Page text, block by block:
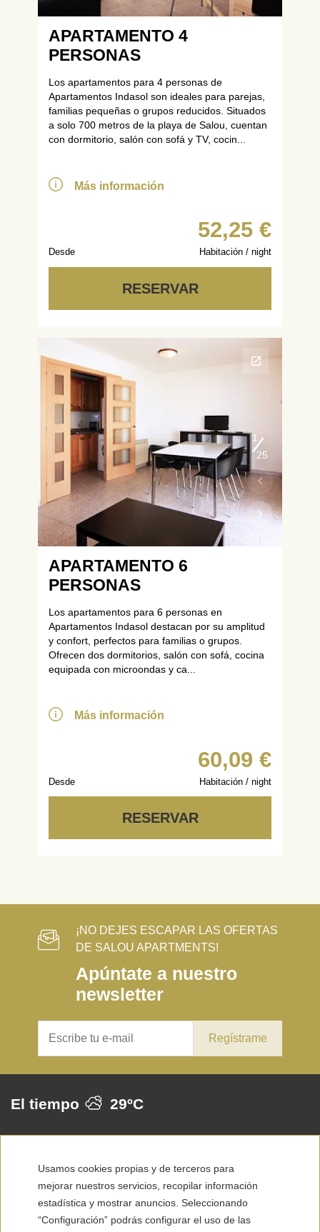
APARTAMENTO 4
PERSONAS
Los apartamentos para 4 personas de
Apartamentos Indasol son ideales para parejas,
familias pequeñas o grupos reducidos. Situados
a solo 700 metros de la playa de Salou, cuentan
con dormitorio, salón con sofá y TV, cocin...
Más información
Desde
52,25 €
Habitación / night
RESERVAR
1
25
APARTAMENTO 6
PERSONAS
Los apartamentos para 6 personas en
Apartamentos Indasol destacan por su amplitud
y confort, perfectos para familias o grupos.
Ofrecen dos dormitorios, salón con sofá, cocina
equipada con microondas y ca...
Más información
Desde
60,09 €
Habitación / night
RESERVAR
¡NO DEJES ESCAPAR LAS OFERTAS
DE SALOU APARTMENTS!
Apúntate a nuestro
newsletter
Regístrame
El tiempo 29ºC
Grupo Palas
Condiciones de reserva
Usamos cookies propias y de terceros para
mejorar nuestros servicios, recopilar información
estadística y mostrar anuncios. Seleccionando
“Configuración” podrás configurar el uso de las